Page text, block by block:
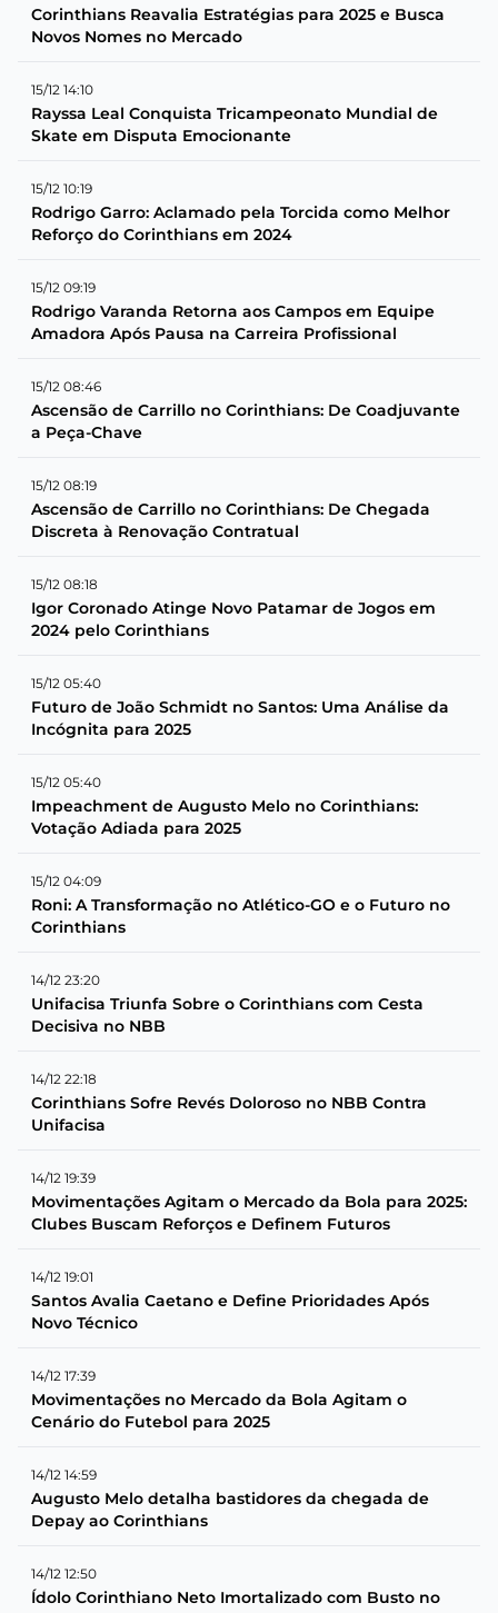
Corinthians Reavalia Estratégias para 2025 e Busca
Novos Nomes no Mercado
15/12 14:10
Rayssa Leal Conquista Tricampeonato Mundial de
Skate em Disputa Emocionante
15/12 10:19
Rodrigo Garro: Aclamado pela Torcida como Melhor
Reforço do Corinthians em 2024
15/12 09:19
Rodrigo Varanda Retorna aos Campos em Equipe
Amadora Após Pausa na Carreira Profissional
15/12 08:46
Ascensão de Carrillo no Corinthians: De Coadjuvante
a Peça-Chave
15/12 08:19
Ascensão de Carrillo no Corinthians: De Chegada
Discreta à Renovação Contratual
15/12 08:18
Igor Coronado Atinge Novo Patamar de Jogos em
2024 pelo Corinthians
15/12 05:40
Futuro de João Schmidt no Santos: Uma Análise da
Incógnita para 2025
15/12 05:40
Impeachment de Augusto Melo no Corinthians:
Votação Adiada para 2025
15/12 04:09
Roni: A Transformação no Atlético-GO e o Futuro no
Corinthians
14/12 23:20
Unifacisa Triunfa Sobre o Corinthians com Cesta
Decisiva no NBB
14/12 22:18
Corinthians Sofre Revés Doloroso no NBB Contra
Unifacisa
14/12 19:39
Movimentações Agitam o Mercado da Bola para 2025:
Clubes Buscam Reforços e Definem Futuros
14/12 19:01
Santos Avalia Caetano e Define Prioridades Após
Novo Técnico
14/12 17:39
Movimentações no Mercado da Bola Agitam o
Cenário do Futebol para 2025
14/12 14:59
Augusto Melo detalha bastidores da chegada de
Depay ao Corinthians
14/12 12:50
Ídolo Corinthiano Neto Imortalizado com Busto no